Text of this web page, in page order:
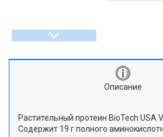
Описание
Растительный протеин BioTech USA
Содержит 19 г полного